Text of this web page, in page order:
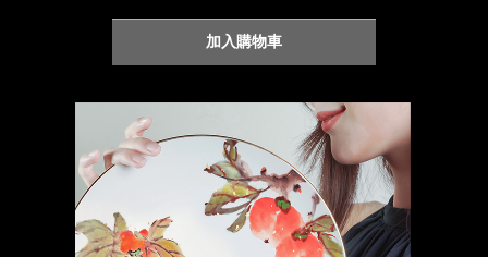
加入購物車